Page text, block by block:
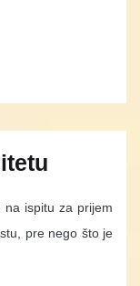
ispitu za prijem
pre nego što je